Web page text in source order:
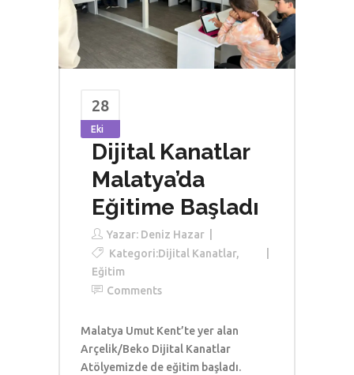
28
Eki
Dijital Kanatlar
Malatya’da
Eğitime Başladı
Yazar: Deniz Hazar
Kategori:Dijital Kanatlar,
Eğitim
Comments
Malatya Umut Kent’te yer alan
Arçelik/Beko Dijital Kanatlar
Atölyemizde de eğitim başladı.